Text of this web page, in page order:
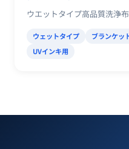
ウエットタイプ高品質洗浄布
ウェットタイプ ブランケッ
UVインキ用